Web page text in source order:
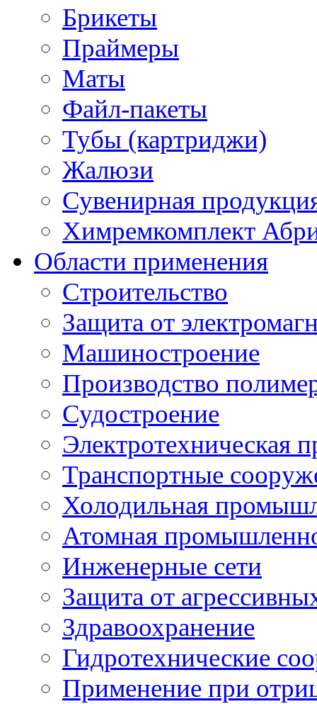
Брикеты
Праймеры
Маты
Файл-пакеты
Тубы (картриджи)
Жалюзи
Сувенирная
Химремкомплект
Области применения
Строительство
Защита от
Машиностроение
Производство
Судостроение
Электротехническая
Транспортные
Холодильная
Атомная
Инженерные сети
Защита от
Здравоохранение
Гидротехнические
Применение при